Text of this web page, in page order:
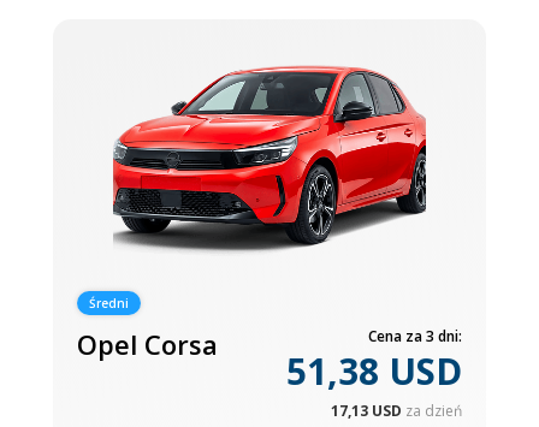
Średni
Opel Corsa Cena za 3 dni:
51,38 USD
17,13 USD za dzień